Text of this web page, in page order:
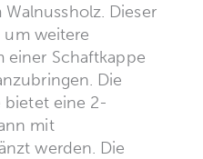
Dieser
um weitere
einer Schaftkappe
Die
bietet eine 2-
mit
werden. Die